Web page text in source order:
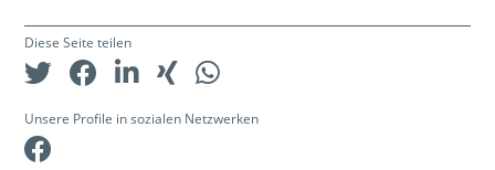
Diese Seite teilen
Unsere Profile in sozialen Netzwerken